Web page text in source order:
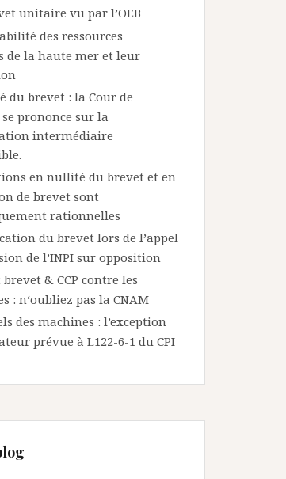
unitaire vu par l’OEB
des ressources
de la haute mer et leur
du brevet : la Cour de
prononce sur la
intermédiaire
en nullité du brevet et en
de brevet sont
rationnelles
du brevet lors de l’appel
de l’INPI sur opposition
& CCP contre les
: n‘oubliez pas la CNAM
des machines : l’exception
prévue à L122-6-1 du CPI